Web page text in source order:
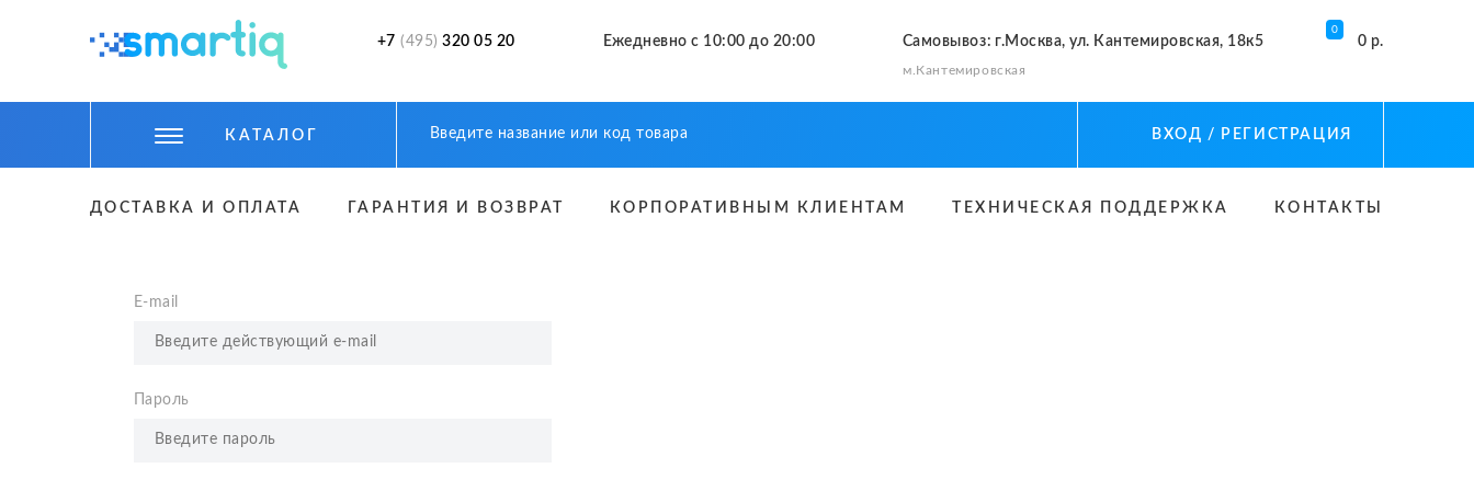
+7 (495) 320 05 20 Ежедневно с 10:00 до 20:00 Самовывоз: г.Москва, ул. Кантемировская, 18к5
м.Кантемировская
0
0 р.
КАТАЛОГ
АКСЕССУАРЫ
ВХОД / РЕГИСТРАЦИЯ
ДОСТАВКА И ОПЛАТА ГАРАНТИЯ И ВОЗВРАТ КОРПОРАТИВНЫМ КЛИЕНТАМ ТЕХНИЧЕСКАЯ ПОДДЕРЖКА КОНТАКТЫ
E-mail
Пароль